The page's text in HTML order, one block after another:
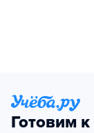
Готовим